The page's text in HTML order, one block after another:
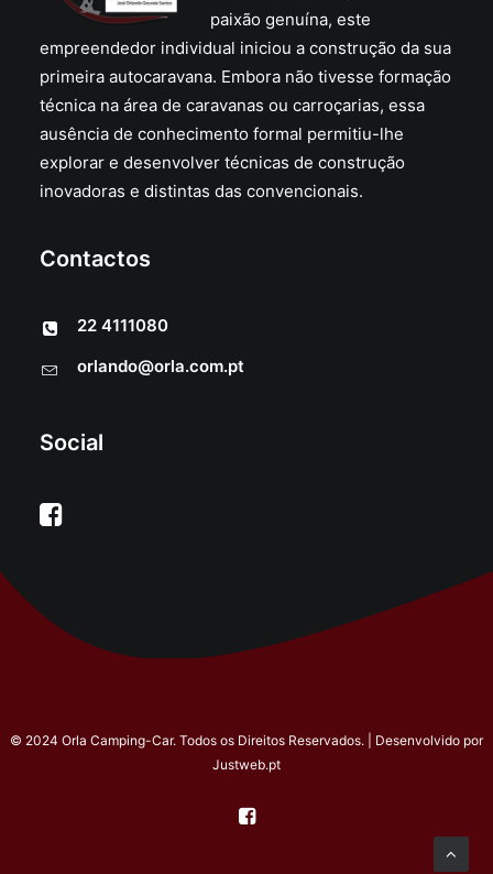
paixão genuína, este
empreendedor individual iniciou a construção da sua
primeira autocaravana. Embora não tivesse formação
técnica na área de caravanas ou carroçarias, essa
ausência de conhecimento formal permitiu-lhe
explorar e desenvolver técnicas de construção
inovadoras e distintas das convencionais.
Contactos
22 4111080
orlando@orla.com.pt
Social
© 2024 Orla Camping-Car. Todos os Direitos Reservados. | Desenvolvido por
Justweb.pt